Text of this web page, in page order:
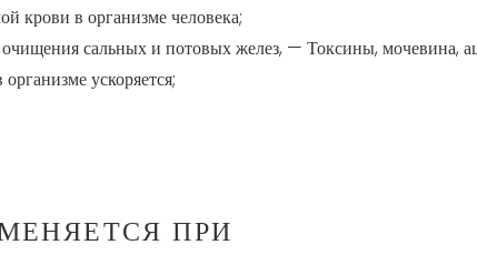
крови в организме человека;
сальных и потовых желез, — Токсины, мочевина,
ускоряется;
ПРИ